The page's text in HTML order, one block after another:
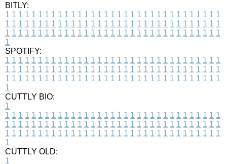
BITLY:
1 1 1 1 1 1 1 1 1 1 1 1 1 1 1 1 1 1 1 1 1 1 1 1 1 1 1 1 1 1 1 1 1
1 1 1 1 1 1 1 1 1 1 1 1 1 1 1 1 1 1 1 1 1 1 1 1 1 1 1 1 1 1 1 1 1
1 1 1 1 1 1 1 1 1 1 1 1 1 1 1 1 1 1 1 1 1 1 1 1 1 1 1 1 1 1 1 1 1
1
SPOTIFY:
1 1 1 1 1 1 1 1 1 1 1 1 1 1 1 1 1 1 1 1 1 1 1 1 1 1 1 1 1 1 1 1 1
1 1 1 1 1 1 1 1 1 1 1 1 1 1 1 1 1 1 1 1 1 1 1 1 1 1 1 1 1 1 1 1 1
1 1 1 1 1 1 1 1 1 1 1 1 1 1 1 1 1 1 1 1 1 1 1 1 1 1 1 1 1 1 1 1 1
1
CUTTLY BIO:
1
1 1 1 1 1 1 1 1 1 1 1 1 1 1 1 1 1 1 1 1 1 1 1 1 1 1 1 1 1 1 1 1 1
1 1 1 1 1 1 1 1 1 1 1 1 1 1 1 1 1 1 1 1 1 1 1 1 1 1 1 1 1 1 1 1 1
1 1 1 1 1 1 1 1 1 1 1 1 1 1 1 1 1 1 1 1 1 1 1 1 1 1 1 1 1 1 1 1 1
1
CUTTLY OLD:
1